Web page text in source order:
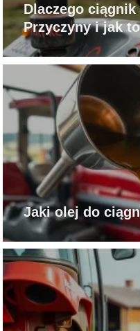
Dlaczego
Przyczyny i jak
Jaki olej do